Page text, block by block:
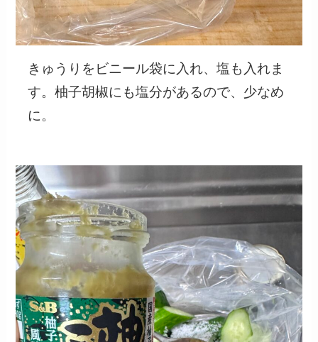
きゅうりをビニール袋に入れ、塩も入れま
す。柚子胡椒にも塩分があるので、少なめ
に。